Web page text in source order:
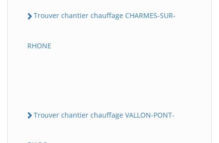
Trouver chantier chauffage CHARMES-SUR-
RHONE
Trouver chantier chauffage VALLON-PONT-